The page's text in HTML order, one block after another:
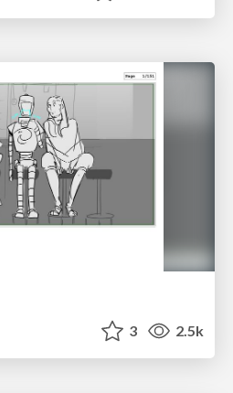
3 2.5k